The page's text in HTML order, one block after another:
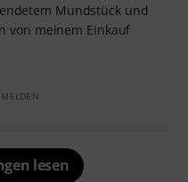
Mundstück und
von meinem Einkauf
lesen